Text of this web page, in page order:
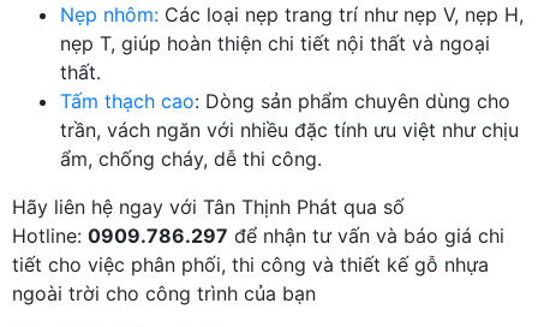
Nẹp nhôm: Các loại nẹp trang trí như nẹp V, nẹp H,
nẹp T, giúp hoàn thiện chi tiết nội thất và ngoại
thất.
Tấm thạch cao: Dòng sản phẩm chuyên dùng cho
trần, vách ngăn với nhiều đặc tính ưu việt như chịu
ẩm, chống cháy, dễ thi công.
Hãy liên hệ ngay với Tân Thịnh Phát qua số
Hotline: 0909.786.297 để nhận tư vấn và báo giá chi
tiết cho việc phân phối, thi công và thiết kế gỗ nhựa
ngoài trời cho công trình của bạn